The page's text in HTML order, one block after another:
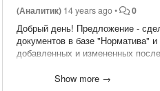
(Аналитик) 14 years ago• 0
Добрый день! Предложение -
документов в базе "Норматива"
добавленных и измененных
Show more →